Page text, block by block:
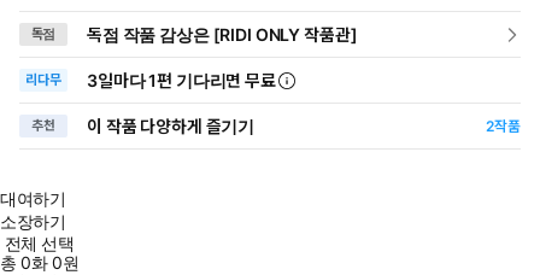
독점 독점 작품 감상은 [RIDI ONLY 작품관]
리다무 3일마다1편 기다리면 무료
추천 이 작품 다양하게 즐기기 2작품
대여하기
소장하기
전체 선택
총0화0원